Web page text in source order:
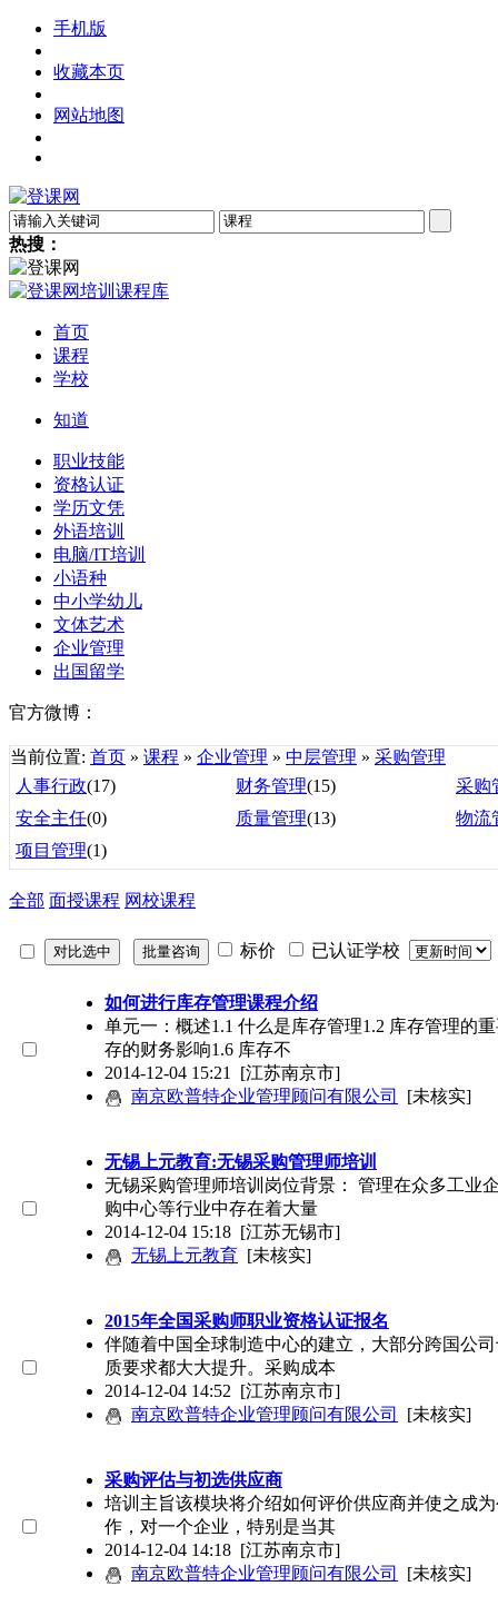
手机版
收藏本页
网站地图
热搜：
首页
课程
学校
知道
职业技能
资格认证
学历文凭
外语培训
电脑/IT培训
小语种
中小学幼儿
文体艺术
企业管理
出国留学
官方微博：
当前位置: 首页 » 课程 » 企业管理 » 中层管理 » 采购管理
人事行政(17) 财务管理(15)
采购
安全主任(0) 质量管理(13)
物流
项目管理(1)
全部 面授课程 网校课程
标价 已认证学校
如何进行库存管理课程介绍
单元一：概述1.1 什么是库存管理1.2 库存管理的
存的财务影响1.6 库存不
2014-12-04 15:21 [江苏南京市]
南京欧普特企业管理顾问有限公司
[未核实]
无锡上元教育:无锡采购管理师培训
无锡采购管理师培训岗位背景： 管理在众多工业
购中心等行业中存在着大量
2014-12-04 15:18 [江苏无锡市]
无锡上元教育 [未核实]
2015年全国采购师职业资格认证报名
伴随着中国全球制造中心的建立，大部分跨国公
质要求都大大提升。采购成本
2014-12-04 14:52 [江苏南京市]
南京欧普特企业管理顾问有限公司
[未核实]
采购评估与初选供应商
培训主旨该模块将介绍如何评价供应商并使之成
作，对一个企业，特别是当其
2014-12-04 14:18 [江苏南京市]
南京欧普特企业管理顾问有限公司
[未核实]